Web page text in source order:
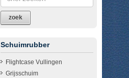
zoek
Schuimrubber
Flightcase Vullingen
Grijsschuim